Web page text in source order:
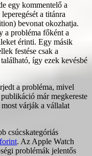
egy kommentelő a
a titánra
bevonat okozhatja.
a probléma főként a
érinti. Egy másik
festése csak a
így ezek kevésbé
a probléma, mivel
már megkereste
várják a vállalat
csúcskategóriás
. Az Apple Watch
problémák jelentős